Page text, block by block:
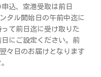
込、空港受取は前日
タル開始日の午前中迄に
て前日迄に受け取りた
にご設定ください。前
々日のお届けとなります